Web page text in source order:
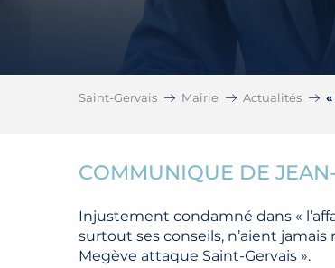
Saint-Gervais Mairie Actualités
COMMUNIQUE DE
Injustement condamné dans «
surtout ses conseils, n’aient
Megève attaque Saint-Gervais ».